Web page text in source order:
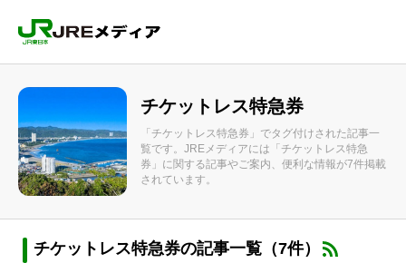
チケットレス特急券
「チケットレス特急券」でタグ付けされた記事一
覧です。JREメディアには「チケットレス特急
券」に関する記事やご案内、便利な情報が7件掲載
されています。
チケットレス特急券の記事一覧（7件）